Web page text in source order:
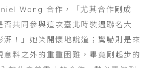
Wong 合作，「尤其合作剛成
否共同參與這次臺北時裝週聯名大
湃！」她笑開懷地說道；驚嚇則是來
意料之外的重重困難，畢竟剛起步的